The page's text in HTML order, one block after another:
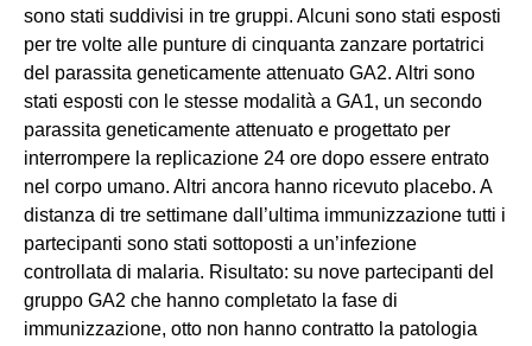
sono stati suddivisi in tre gruppi. Alcuni sono stati esposti
per tre volte alle punture di cinquanta zanzare portatrici
del parassita geneticamente attenuato GA2. Altri sono
stati esposti con le stesse modalità a GA1, un secondo
parassita geneticamente attenuato e progettato per
interrompere la replicazione 24 ore dopo essere entrato
nel corpo umano. Altri ancora hanno ricevuto placebo. A
distanza di tre settimane dall’ultima immunizzazione tutti i
partecipanti sono stati sottoposti a un’infezione
controllata di malaria. Risultato: su nove partecipanti del
gruppo GA2 che hanno completato la fase di
immunizzazione, otto non hanno contratto la patologia